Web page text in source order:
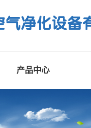
产品中心